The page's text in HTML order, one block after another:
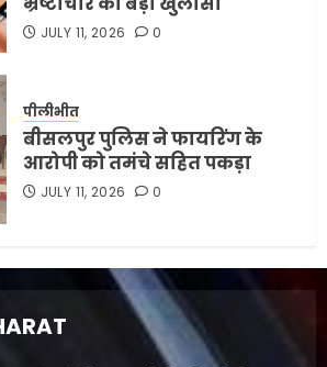
JULY 11, 2026 0
पीलीभीत
बीसलपुर पुलिस ने फायरिंग के
आरोपी को तमंचे सहित पकड़ा
JULY 11, 2026 0